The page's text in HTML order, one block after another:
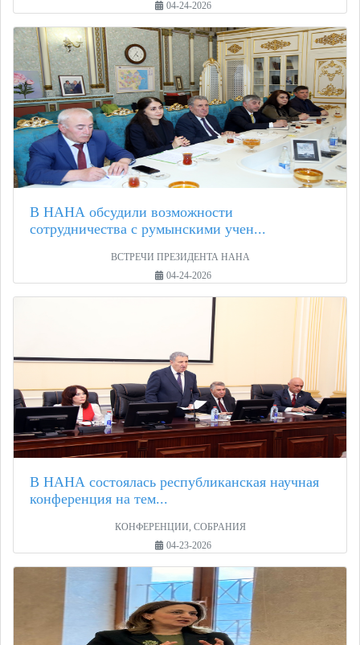
04-24-2026
В НАНА обсудили возможности
сотрудничества с румынскими учен...
ВСТРЕЧИ ПРЕЗИДЕНТА НАНА
04-24-2026
В НАНА состоялась республиканская научная
конференция на тем...
КОНФЕРЕНЦИИ, СОБРАНИЯ
04-23-2026